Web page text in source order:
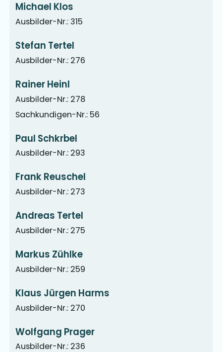
Michael Klos
Ausbilder-Nr.: 315
Stefan Tertel
Ausbilder-Nr.: 276
Rainer Heinl
Ausbilder-Nr.: 278
Sachkundigen-Nr.: 56
Paul Schkrbel
Ausbilder-Nr.: 293
Frank Reuschel
Ausbilder-Nr.: 273
Andreas Tertel
Ausbilder-Nr.: 275
Markus Zühlke
Ausbilder-Nr.: 259
Klaus Jürgen Harms
Ausbilder-Nr.: 270
Wolfgang Prager
Ausbilder-Nr.: 236